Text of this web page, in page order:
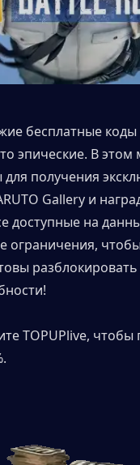
бесплатные коды
эпические. В этом
получения
Gallery и
доступные на
ограничения,
TOPUPlive,